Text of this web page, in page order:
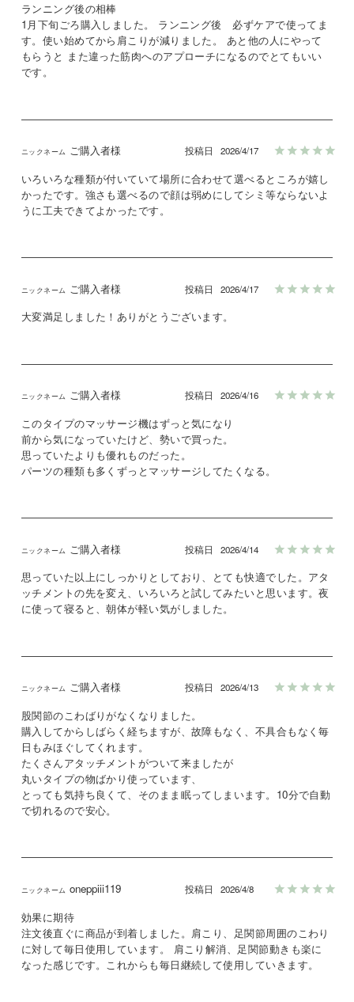
ランニング後の相棒
1月下旬ごろ購入しました。 ランニング後　必ずケアで使ってま
す。使い始めてから肩こりが減りました。 あと他の人にやって
もらうと また違った筋肉へのアプローチになるのでとてもいい
です。
ご購入者様 投稿日 2026/4/17
いろいろな種類が付いていて場所に合わせて選べるところが嬉し
かったです。強さも選べるので顔は弱めにしてシミ等ならないよ
うに工夫できてよかったです。
ご購入者様 投稿日 2026/4/17
大変満足しました！ありがとうございます。
ご購入者様 投稿日 2026/4/16
このタイプのマッサージ機はずっと気になり
前から気になっていたけど、勢いで買った。
思っていたよりも優れものだった。
パーツの種類も多くずっとマッサージしてたくなる。
ご購入者様 投稿日 2026/4/14
思っていた以上にしっかりとしており、とても快適でした。アタ
ッチメントの先を変え、いろいろと試してみたいと思います。夜
に使って寝ると、朝体が軽い気がしました。
ご購入者様 投稿日 2026/4/13
股関節のこわばりがなくなりました。
購入してからしばらく経ちますが、故障もなく、不具合もなく毎
日もみほぐしてくれます。
たくさんアタッチメントがついて来ましたが
丸いタイプの物ばかり使っています、
とっても気持ち良くて、そのまま眠ってしまいます。10分で自動
で切れるので安心。
oneppiii119 投稿日 2026/4/8
効果に期待
注文後直ぐに商品が到着しました。肩こり、足関節周囲のこわり
に対して毎日使用しています。 肩こり解消、足関節動きも楽に
なった感じです。これからも毎日継続して使用していきます。